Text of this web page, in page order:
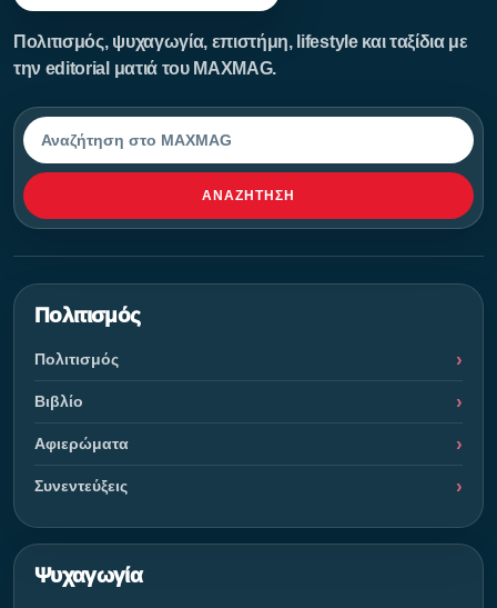
Πολιτισμός, ψυχαγωγία, επιστήμη, lifestyle και ταξίδια με
την editorial ματιά του MAXMAG.
Αναζήτηση
ΑΝΑΖΉΤΗΣΗ
Πολιτισμός
Πολιτισμός
Βιβλίο
Αφιερώματα
Συνεντεύξεις
Ψυχαγωγία